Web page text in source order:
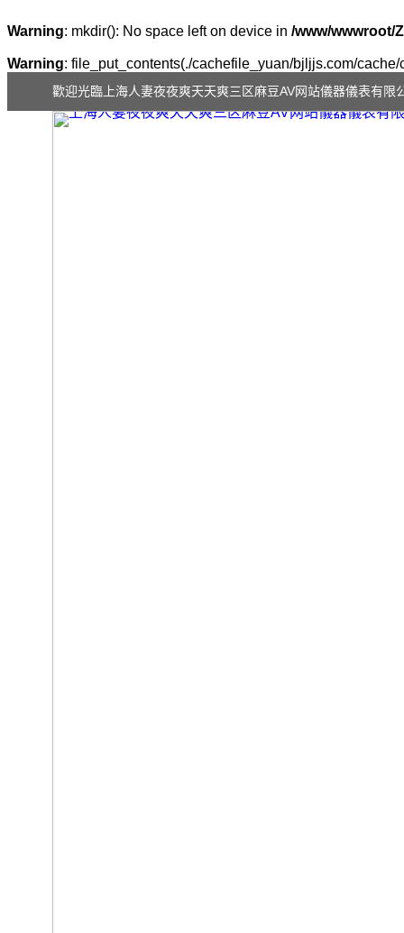
Warning: mkdir(): No space left on device in /www/wwwroot/
Warning: file_put_contents(./cachefile_yuan/bjljjs.com/
歡迎光臨上海人妻夜夜爽天天爽三区麻豆AV网站儀器儀表有限